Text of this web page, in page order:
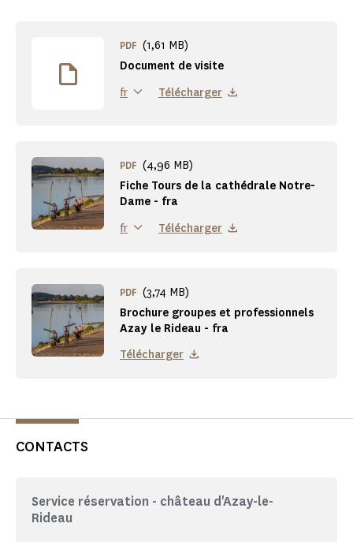
Document de visite
PDF (1,61 MB)
fr Télécharger
Fiche Tours de la cathédrale Notre-
Dame - fra
PDF (4,96 MB)
fr Télécharger
Brochure groupes et professionnels
Azay le Rideau - fra
PDF (3,74 MB)
Télécharger
CONTACTS
Service réservation - château d'Azay-le-
Rideau